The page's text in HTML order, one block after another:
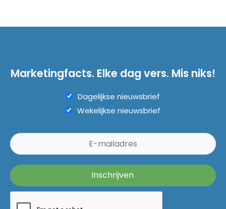
Marketingfacts. Elke dag vers. Mis niks!
Dagelijkse nieuwsbrief
Wekelijkse nieuwsbrief